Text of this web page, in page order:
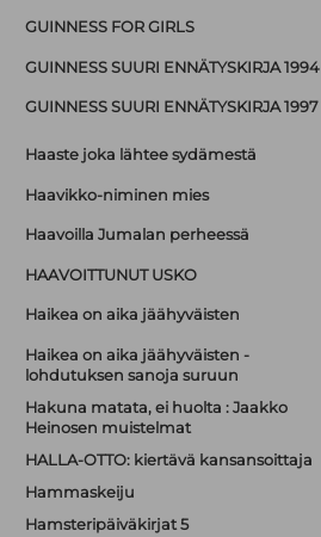
GUINNESS FOR GIRLS
GUINNESS SUURI ENNÄTYSKIRJA 1994
GUINNESS SUURI ENNÄTYSKIRJA 1997
Haaste joka lähtee sydämestä
Haavikko-niminen mies
Haavoilla Jumalan perheessä
HAAVOITTUNUT USKO
Haikea on aika jäähyväisten
Haikea on aika jäähyväisten -
lohdutuksen sanoja suruun
Hakuna matata, ei huolta : Jaakko
Heinosen muistelmat
HALLA-OTTO: kiertävä kansansoittaja
Hammaskeiju
Hamsteripäiväkirjat 5